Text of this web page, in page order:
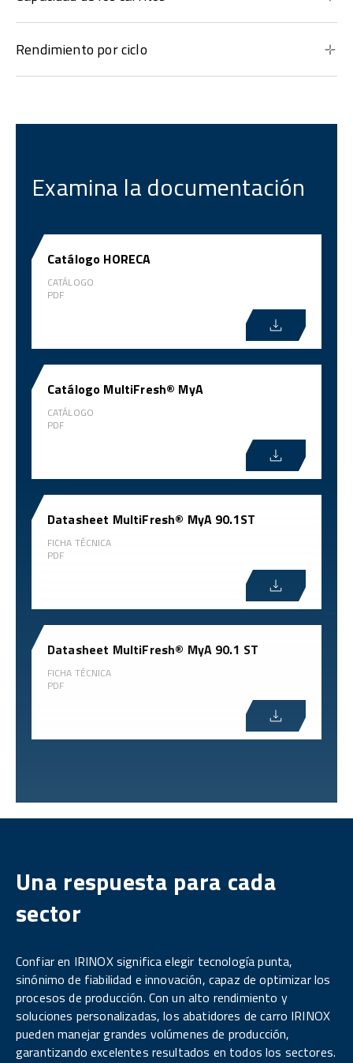
Rendimiento por ciclo
Examina la documentación
Catálogo HORECA
CATÁLOGO
PDF
Catálogo MultiFresh® MyA
CATÁLOGO
PDF
Datasheet MultiFresh® MyA 90.1ST
FICHA TÉCNICA
PDF
Datasheet MultiFresh® MyA 90.1 ST
FICHA TÉCNICA
PDF
Una respuesta para cada
sector
Confiar en IRINOX significa elegir tecnología punta,
sinónimo de fiabilidad e innovación, capaz de optimizar los
procesos de producción. Con un alto rendimiento y
soluciones personalizadas, los abatidores de carro IRINOX
pueden manejar grandes volúmenes de producción,
garantizando excelentes resultados en todos los sectores.